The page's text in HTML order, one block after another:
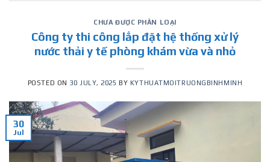
CHƯA ĐƯỢC PHÂN LOẠI
Công ty thi công lắp đặt hệ thống xử lý
nước thải y tế phòng khám vừa và nhỏ
POSTED ON 30 JULY, 2025 BY KYTHUATMOITRUONGBINHMINH
30
Jul